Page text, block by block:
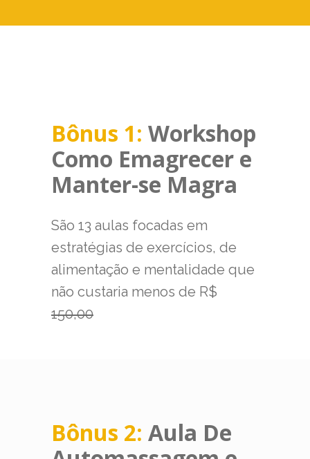
Bônus 1: Workshop
Como Emagrecer e
Manter-se Magra
São 13 aulas focadas em
estratégias de exercícios, de
alimentação e mentalidade que
não custaria menos de R$
150,00
Bônus 2: Aula De